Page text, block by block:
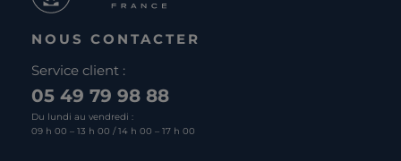
NOUS CONTACTER
Service client :
05 49 79 98 88
Du lundi au vendredi :
09 h 00 – 13 h 00 / 14 h 00 – 17 h 00